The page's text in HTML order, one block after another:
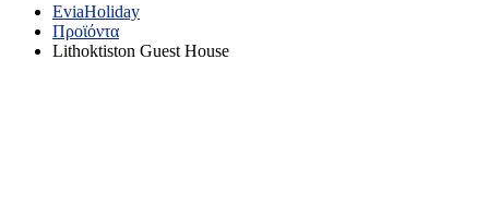
EviaHoliday
Προϊόντα
Lithoktiston Guest House